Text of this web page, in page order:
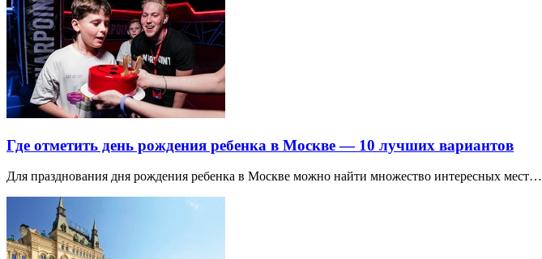
Где отметить день рождения ребенка в Москве — 10 лучших вариантов
Для празднования дня рождения ребенка в Москве можно найти множество интересных мест…